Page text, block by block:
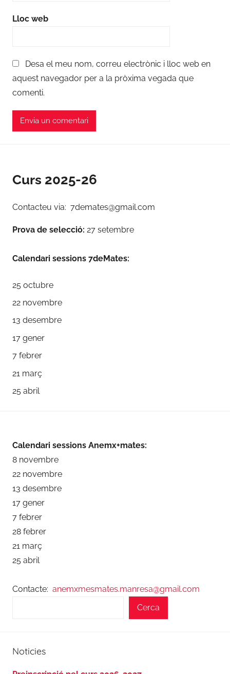
Lloc web
Desa el meu nom, correu electrònic i lloc web en
aquest navegador per a la pròxima vegada que
comenti.
Curs 2025-26
Contacteu via: 7demates@gmail.com
Prova de selecció: 27 setembre
Calendari sessions 7deMates:
25 octubre
22 novembre
13 desembre
17 gener
7 febrer
21 març
25 abril
Calendari sessions Anemx+mates:
8 novembre
22 novembre
13 desembre
17 gener
7 febrer
28 febrer
21 març
25 abril
Contacte: anemxmesmates.manresa@gmail.com
Cerca
Noticies